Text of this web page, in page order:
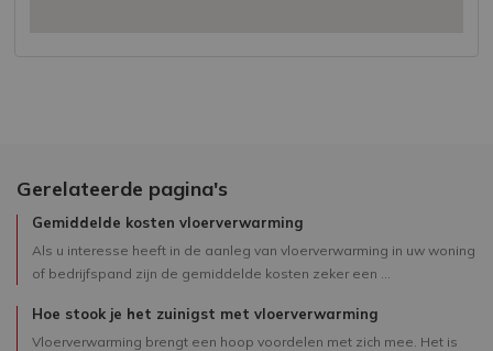
Gerelateerde pagina's
Gemiddelde kosten vloerverwarming
Als u interesse heeft in de aanleg van vloerverwarming in uw woning
of bedrijfspand zijn de gemiddelde kosten zeker een ...
Hoe stook je het zuinigst met vloerverwarming
Vloerverwarming brengt een hoop voordelen met zich mee. Het is